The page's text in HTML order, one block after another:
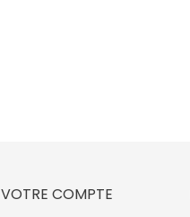
VOTRE COMPTE